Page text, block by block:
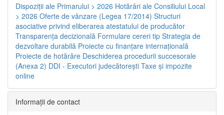
Dispoziţii ale Primarului > 2026 Hotărâri ale Consiliului Local
> 2026 Oferte de vânzare (Legea 17/2014) Structuri
asociative privind eliberarea atestatului de producător
Transparenţa decizională Formulare cereri tip Strategia de
dezvoltare durabilă Proiecte cu finanţare internaţională
Proiecte de hotărâre Deschiderea procedurii succesorale
(Anexa 2) DDI - Executori judecătorești Taxe şi impozite
online
Informaţii de contact